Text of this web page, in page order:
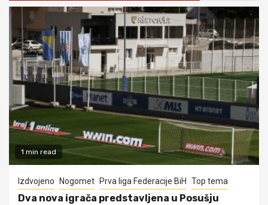
1 min read
Izdvojeno Nogomet Prva liga Federacije BiH Top tema
Dva nova igrača predstavljena u Posušju